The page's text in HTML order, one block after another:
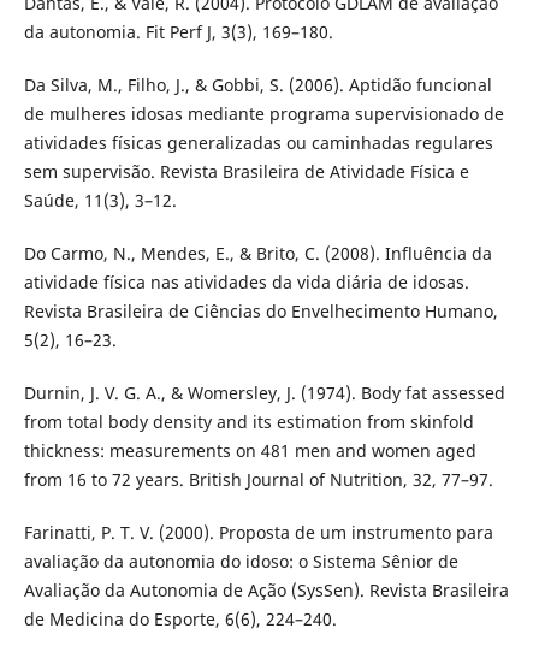
da autonomia. Fit Perf J, 3(3), 169–180.
Da Silva, M., Filho, J., & Gobbi, S. (2006). Aptidão funcional
de mulheres idosas mediante programa supervisionado de
atividades físicas generalizadas ou caminhadas regulares
sem supervisão. Revista Brasileira de Atividade Física e
Saúde, 11(3), 3–12.
Do Carmo, N., Mendes, E., & Brito, C. (2008). Influência da
atividade física nas atividades da vida diária de idosas.
Revista Brasileira de Ciências do Envelhecimento Humano,
5(2), 16–23.
Durnin, J. V. G. A., & Womersley, J. (1974). Body fat assessed
from total body density and its estimation from skinfold
thickness: measurements on 481 men and women aged
from 16 to 72 years. British Journal of Nutrition, 32, 77–97.
Farinatti, P. T. V. (2000). Proposta de um instrumento para
avaliação da autonomia do idoso: o Sistema Sênior de
Avaliação da Autonomia de Ação (SysSen). Revista Brasileira
de Medicina do Esporte, 6(6), 224–240.